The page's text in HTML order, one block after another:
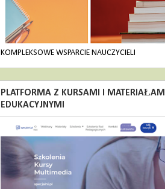
KOMPLEKSOWE WSPARCIE NAUCZYCIELI
PLATFORMA Z KURSAMI I MATERIAŁAMI
EDUKACYJNYMI